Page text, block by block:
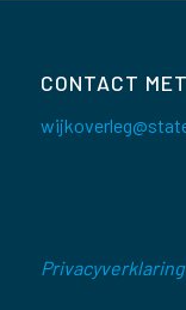
CONTACT
Privacyverklaring